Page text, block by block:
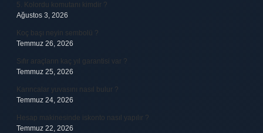
5. Kolordu komutanı kimdir ?
Ağustos 3, 2026
Koç başı neyin sembolü ?
Temmuz 26, 2026
Sıfır araçların kaç yıl garantisi var ?
Temmuz 25, 2026
Karıncalar yuvasını nasıl bulur ?
Temmuz 24, 2026
Hesap makinesinde iskonto nasıl yapılır ?
Temmuz 22, 2026